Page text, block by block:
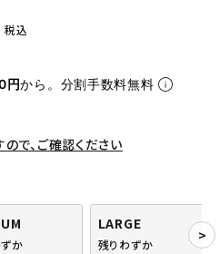
税込
円から。分割手数料無料
で、ご確認ください
か
LARGE
残りわずか